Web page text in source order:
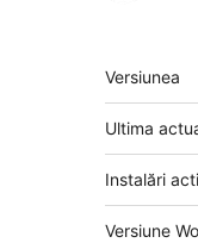
Meta
Versiunea
Ultima
Instalări
Versiune